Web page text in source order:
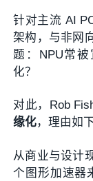
针对主流 AI
架构，与非网
题：NPU常
化？
对此，Rob
缘化，理由如下
从商业与设计
个图形加速器